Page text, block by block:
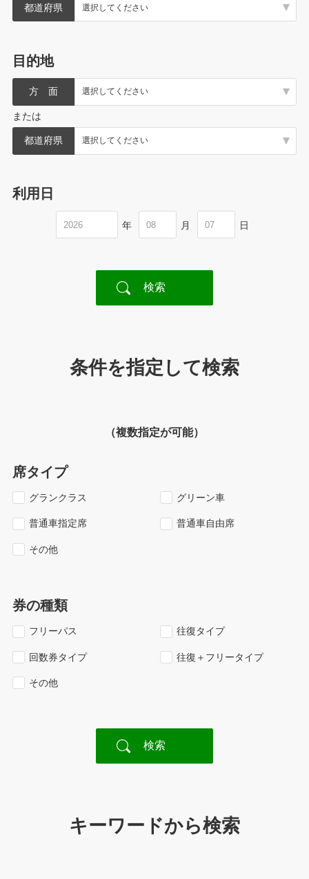
都道府県
目的地
方 面
または
都道府県
利用日
年 月 日
条件を指定して検索
（複数指定が可能）
席タイプ
グランクラス グリーン車
普通車指定席 普通車自由席
その他
券の種類
フリーパス 往復タイプ
回数券タイプ 往復＋フリータイプ
その他
キーワードから検索